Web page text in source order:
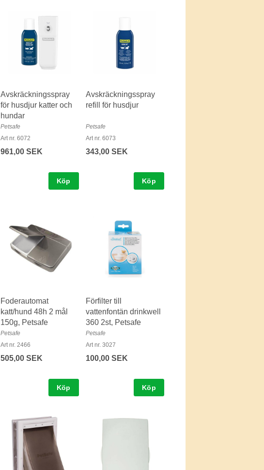
Avskräckningsspray
för husdjur katter och
hundar
Petsafe
Art nr. 6072
961,00 SEK
Köp
Avskräckningsspray
refill för husdjur
Petsafe
Art nr. 6073
343,00 SEK
Köp
Foderautomat
katt/hund 48h 2 mål
150g, Petsafe
Petsafe
Art nr. 2466
505,00 SEK
Köp
Förfilter till
vattenfontän drinkwell
360 2st, Petsafe
Petsafe
Art nr. 3027
100,00 SEK
Köp